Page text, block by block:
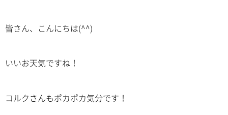
皆さん、こんにちは(^^)
いいお天気ですね！
コルクさんもポカポカ気分です！